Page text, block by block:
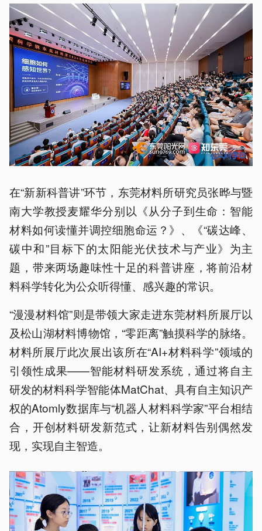
在“新新科普讲”环节，东莞材料所研究员张晔与暨
南大学教授麦耀华分别以《从分子到生命：智能
材料如何读懂并调控细胞命运？》、《“碳达峰、
碳中和”目标下的太阳能光伏技术与产业》为主
题，带来两场趣味性十足的科普讲座，将前沿材
料科学转化为公众听得懂、感兴趣的常识。
“漫漫材料馆”则是带领大家走进东莞材料所展厅以
及松山湖材料博物馆，“零距离”触摸科学的脉络。
材料所展厅此次展出该所在“AI+材料科学”领域的
引领性成果——智能材料研发系统，通过将自主
研发的材料科学智能体MatChat、具有自主知识产
权的Atomly数据库与“机器人材料科学家”平台相结
合，开创材料研发新范式，让新材料告别偶然发
现，实现自主智造。